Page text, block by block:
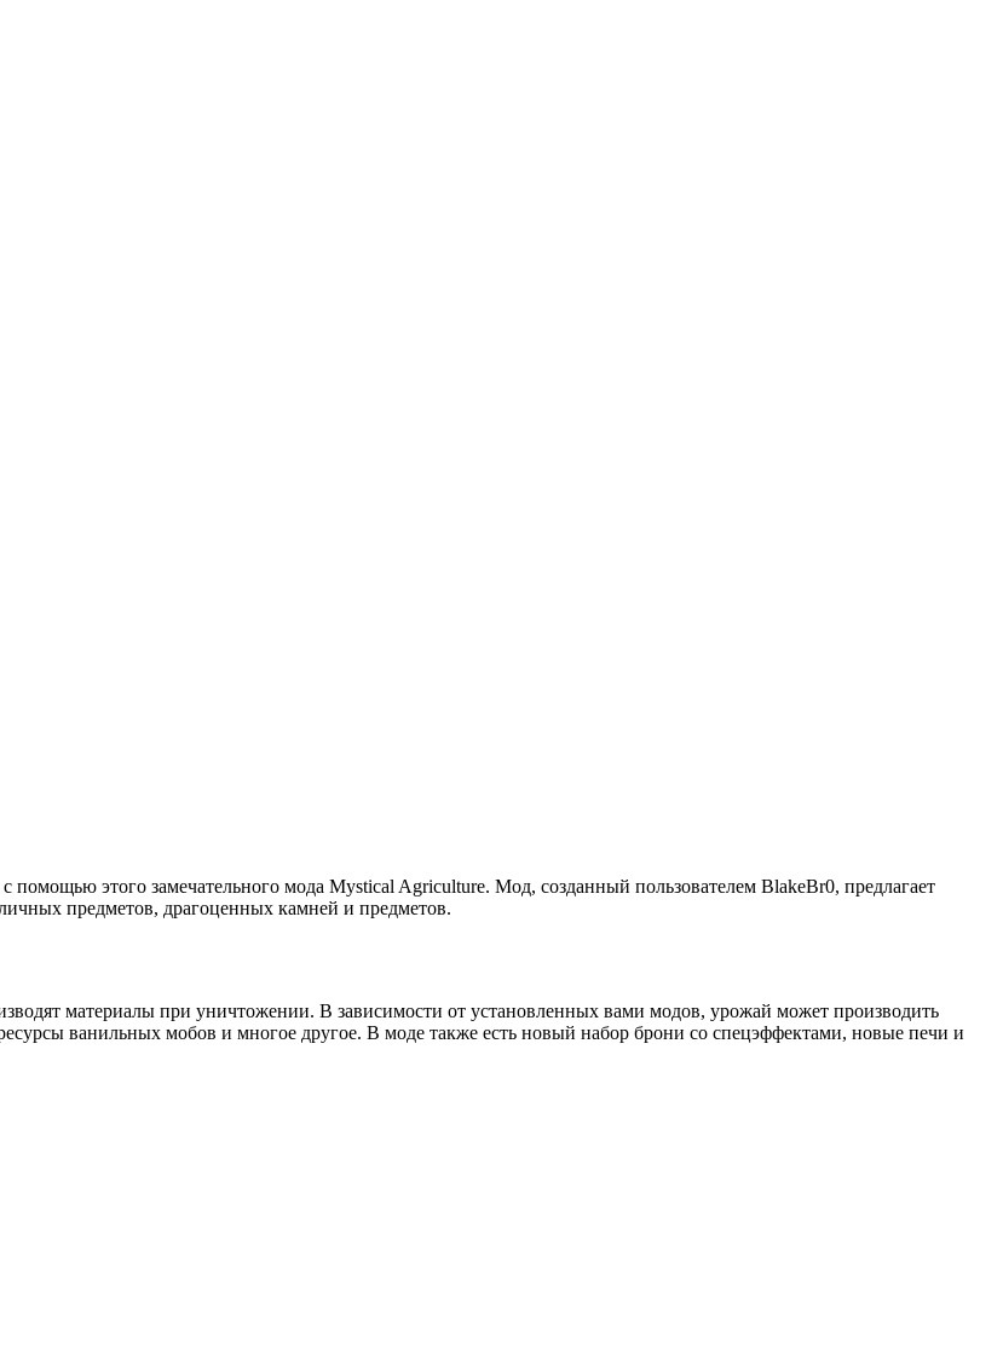
этого замечательного мода Mystical Agriculture. Мод, созданный пользователем BlakeBr0, предлагает
предметов, драгоценных камней и предметов.
материалы при уничтожении. В зависимости от установленных вами модов, урожай может производить
ванильных мобов и многое другое. В моде также есть новый набор брони со спецэффектами, новые печи и